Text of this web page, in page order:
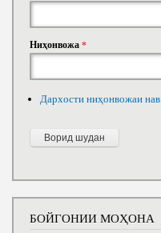
Ниҳонвожа*
Дархости ниҳонвожаи нав
БОЙГОНИИ МОҲОНА